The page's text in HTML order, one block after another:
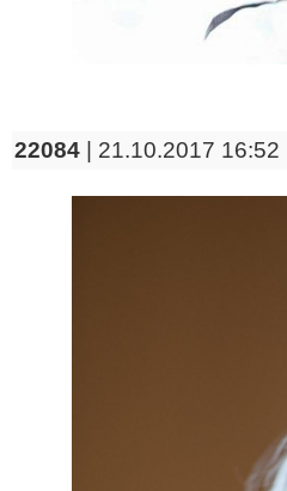
22084 | 21.10.2017 16:52 |